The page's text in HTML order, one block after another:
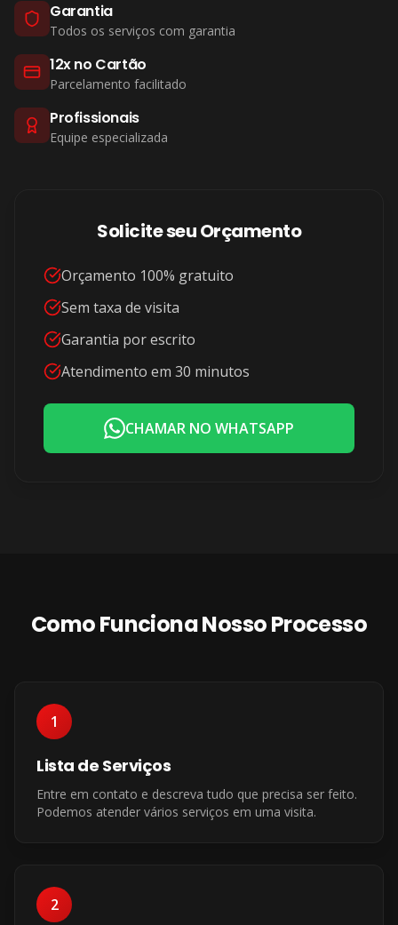
Garantia
Todos os serviços com garantia
12x no Cartão
Parcelamento facilitado
Profissionais
Equipe especializada
Solicite seu Orçamento
Orçamento 100% gratuito
Sem taxa de visita
Garantia por escrito
Atendimento em 30 minutos
CHAMAR NO WHATSAPP
Como Funciona Nosso Processo
1
Lista de Serviços
Entre em contato e descreva tudo que precisa ser feito.
Podemos atender vários serviços em uma visita.
2